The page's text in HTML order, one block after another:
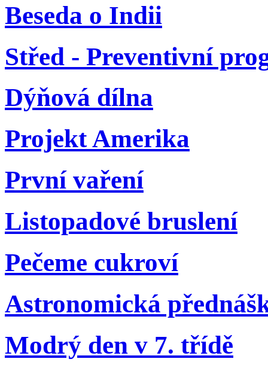
Beseda o Indii
Střed - Preventivní
Dýňová dílna
Projekt Amerika
První vaření
Listopadové bruslení
Pečeme cukroví
Astronomická
Modrý den v 7. třídě